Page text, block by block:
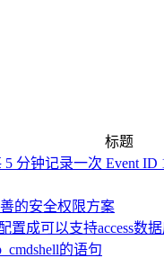
标题
分钟记录一次 Event ID
的安全权限方案
置成可以支持access数
的语句